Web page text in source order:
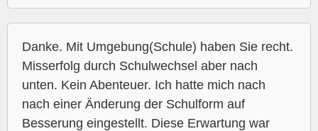
Danke. Mit Umgebung(Schule) haben Sie recht.
Misserfolg durch Schulwechsel aber nach
unten. Kein Abenteuer. Ich hatte mich nach
nach einer Änderung der Schulform auf
Besserung eingestellt. Diese Erwartung war